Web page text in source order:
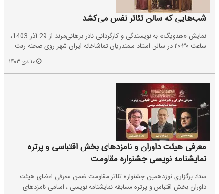
شب‌هایی که سالن تئاتر نفس می‌کشد
نمایش «هدویگ» به نویسندگی و کارگردانی نادر برهانی‌مرند از 29 آذر 1403،
ساعت ۲۰:۳۰ در سالن استاد سمندریان تماشاخانه ایران شهر روی صحنه رفت.
معرفی هیئت داوران و نامزدهای بخش اقتباسی و پرتره
نمایشنامه نویسی جشنواره مقاومت
ستاد برگزاری نوزدهمین جشنواره تئاتر مقاومت ضمن معرفی اعضای هیئت
داوران بخش اقتباس و پرتره مسابقه نمایشنامه نویسی ، اسامی نامزدهای